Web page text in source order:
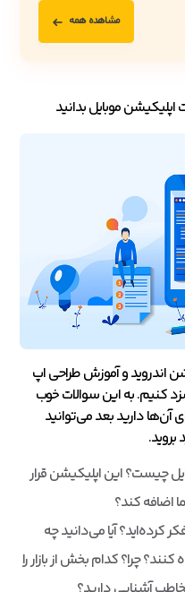
مشاهده همه
موبایل بدانید
اندروید و آموزش طراحی اپ
کنیم. به این سوالات خوب
آن‌ها دارید بعد می‌توانید
چیست؟ این اپلیکیشن قرار
اضافه کند؟
کرده‌اید؟ آیا می‌دانید چه
چرا؟ کدام بخش از بازار را